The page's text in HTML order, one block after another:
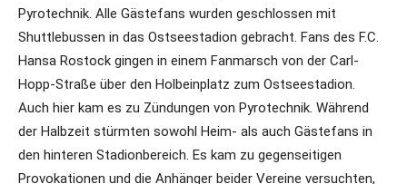
Pyrotechnik. Alle Gästefans wurden geschlossen mit
Shuttlebussen in das Ostseestadion gebracht. Fans des F.C.
Hansa Rostock gingen in einem Fanmarsch von der Carl-
Hopp-Straße über den Holbeinplatz zum Ostseestadion.
Auch hier kam es zu Zündungen von Pyrotechnik. Während
der Halbzeit stürmten sowohl Heim- als auch Gästefans in
den hinteren Stadionbereich. Es kam zu gegenseitigen
Provokationen und die Anhänger beider Vereine versuchten,